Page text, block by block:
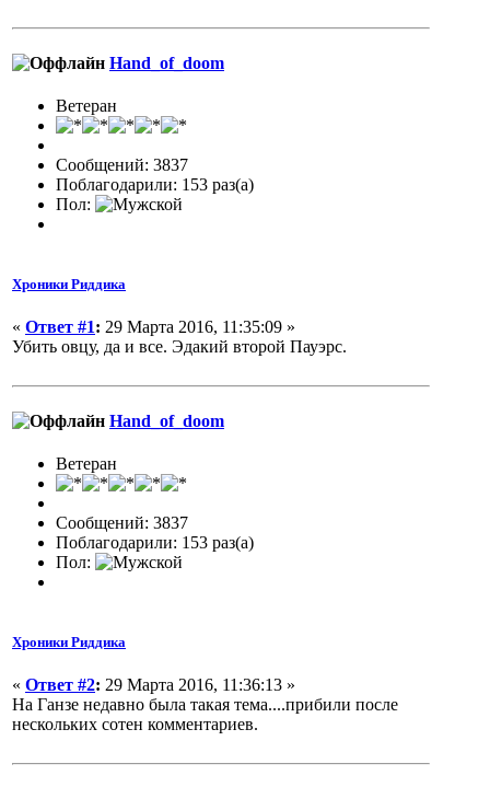
Hand_of_doom
Ветеран
Сообщений: 3837
Поблагодарили: 153 раз(а)
Пол:
Хроники Риддика
« Ответ #1: 29 Марта 2016, 11:35:09 »
Убить овцу, да и все. Эдакий второй Пауэрс.
Hand_of_doom
Ветеран
Сообщений: 3837
Поблагодарили: 153 раз(а)
Пол:
Хроники Риддика
« Ответ #2: 29 Марта 2016, 11:36:13 »
На Ганзе недавно была такая тема....прибили после
нескольких сотен комментариев.